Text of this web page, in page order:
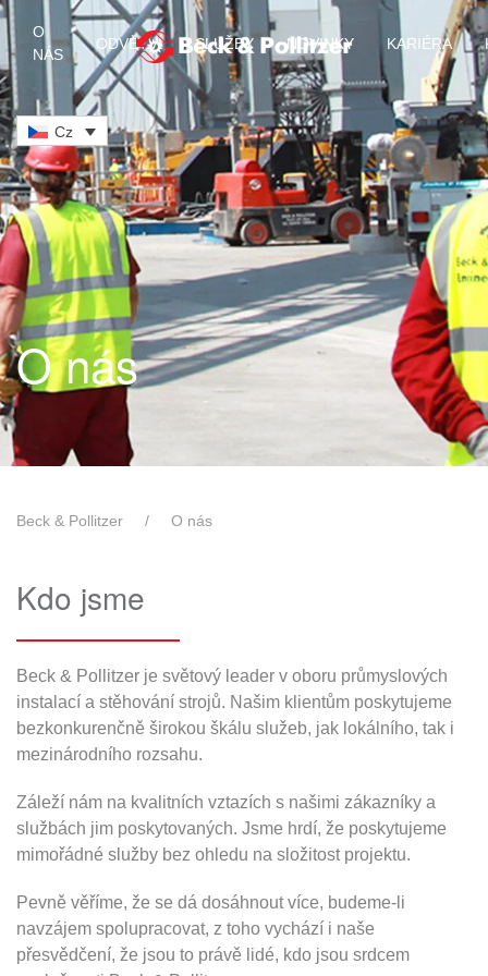
Skip to main content
O
NÁS
ODVĚTVÍ SLUŽBY NOVINKY KARIÉRA
Cz
O nás
Beck & Pollitzer O nás
Kdo jsme
Beck & Pollitzer je světový leader v oboru průmyslových
instalací a stěhování strojů. Našim klientům poskytujeme
bezkonkurenčně širokou škálu služeb, jak lokálního, tak i
mezinárodního rozsahu.
Záleží nám na kvalitních vztazích s našimi zákazníky a
službách jim poskytovaných. Jsme hrdí, že poskytujeme
mimořádné služby bez ohledu na složitost projektu.
Pevně věříme, že se dá dosáhnout více, budeme-li
navzájem spolupracovat, z toho vychází i naše
přesvědčení, že jsou to právě lidé, kdo jsou srdcem